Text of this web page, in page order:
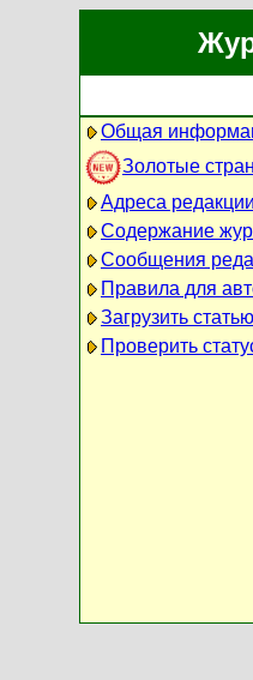
Общая
Золотые
Адреса редакции
Содержание
Сообщения
Правила для
Загрузить статью
Проверить